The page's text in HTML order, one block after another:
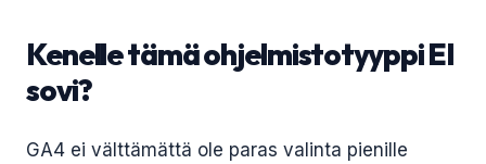
Kenelle tämä ohjelmistotyyppi EI
sovi?
GA4 ei välttämättä ole paras valinta pienille